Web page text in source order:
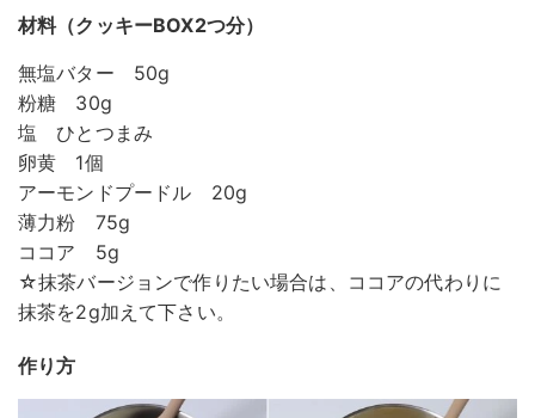
材料（クッキーBOX2つ分）
無塩バター 50g
粉糖 30g
塩 ひとつまみ
卵黄 1個
アーモンドプードル 20g
薄力粉 75g
ココア 5g
☆抹茶バージョンで作りたい場合は、ココアの代わりに
抹茶を2g加えて下さい。
作り方